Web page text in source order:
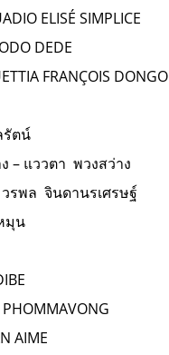
ELISÉ SIMPLICE
DEDE
FRANÇOIS DONGO
ตน์
– แววตา พวงสว่าง
รพล จินดานรเศรษฐ์
มุน
AIME